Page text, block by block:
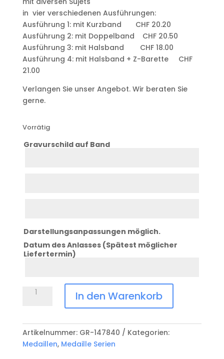
in vier verschiedenen Ausführungen:
Ausführung 1: mit Kurzband CHF 20.20
Ausführung 2: mit Doppelband CHF 20.50
Ausführung 3: mit Halsband CHF 18.00
Ausführung 4: mit Halsband + Z-Barette CHF
21.00
Verlangen Sie unser Angebot. Wir beraten Sie
gerne.
Vorrätig
Gravurschild auf Band
Darstellungsanpassungen möglich.
Datum des Anlasses (Spätest möglicher
Liefertermin)
Medaille
Menge
In den Warenkorb
Artikelnummer: GR-147840
Kategorien:
Medaillen, Medaille Serien